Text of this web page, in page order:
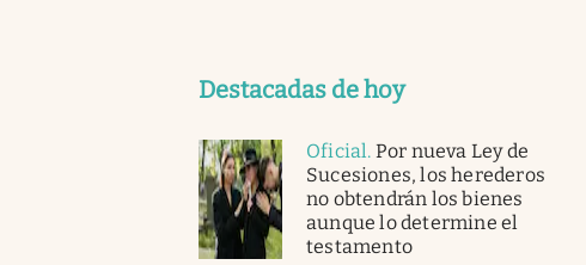
Destacadas de hoy
Oficial. Por nueva Ley de
Sucesiones, los herederos
no obtendrán los bienes
aunque lo determine el
testamento